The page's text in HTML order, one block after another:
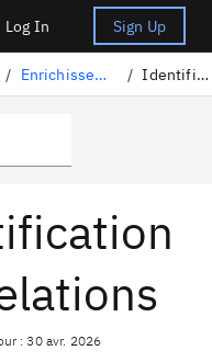
Log In Sign Up
/ Enrichissement de vos données / Identifier les relations
: 30 avr. 2026